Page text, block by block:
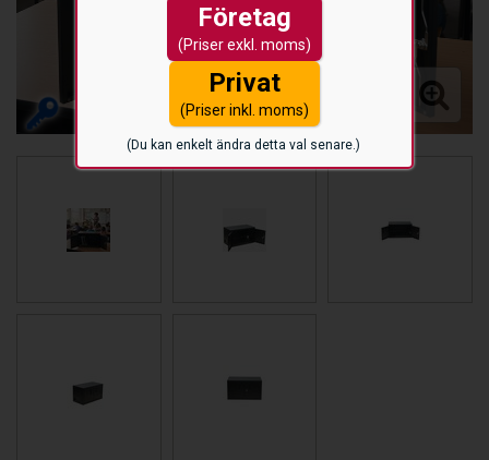
Företag
(Priser exkl. moms)
Privat
(Priser inkl. moms)
(Du kan enkelt ändra detta val senare.)